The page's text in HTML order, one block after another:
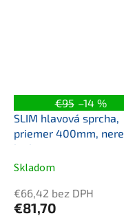
€95 –14 %
SLIM hlavová sprcha,
priemer 400mm,
lesk
Skladom
€66,42 bez DPH
€81,70